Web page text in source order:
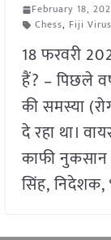
February 18,
Chess, Fiji Virus
18 फरवरी
हैं? – पिछले
की समस्या
दे रहा था।
काफी
सिंह, निदेशक,